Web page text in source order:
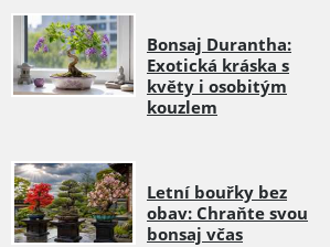
Bonsaj Durantha:
Exotická kráska s
květy i osobitým
kouzlem
Letní bouřky bez
obav: Chraňte svou
bonsaj včas